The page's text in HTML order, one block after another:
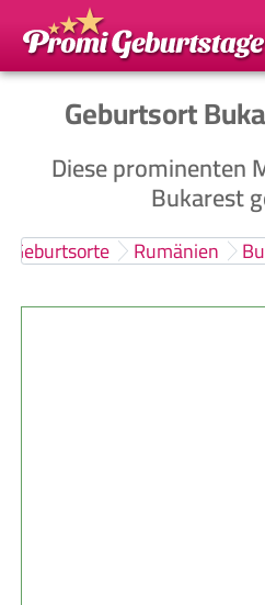
Geburtsort
Diese prominenten
Bukarest
Geburtsorte Rumänien